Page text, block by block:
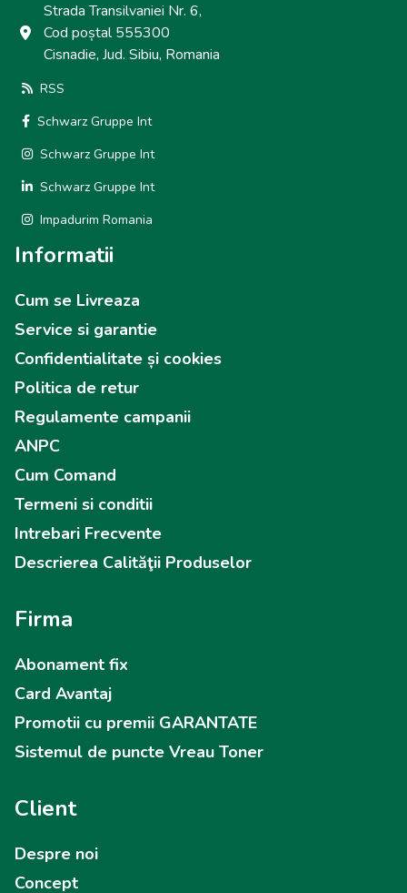
Strada Transilvaniei Nr. 6,
Cod poștal 555300
Cisnadie, Jud. Sibiu, Romania
RSS
Schwarz Gruppe Int
Schwarz Gruppe Int
Schwarz Gruppe Int
Impadurim Romania
Informatii
Cum se Livreaza
Service si garantie
Confidentialitate și cookies
Politica de retur
Regulamente campanii
ANPC
Cum Comand
Termeni si conditii
Intrebari Frecvente
Descrierea Calităţii Produselor
Firma
Abonament fix
Card Avantaj
Promotii cu premii GARANTATE
Sistemul de puncte Vreau Toner
Client
Despre noi
Concept